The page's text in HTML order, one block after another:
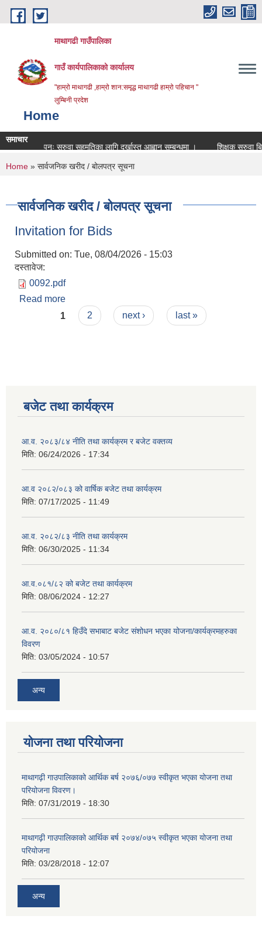
Skip to main content
माथागढी गाउँपालिका
गाउँ कार्यपालिकाको कार्यालय
"हाम्रो माथागढी ,हाम्रो शान:समृद्ध माथागढी हाम्रो पहिचान "
लुम्बिनी प्रदेश
Home
समाचार
पुनः सरुवा सहमतिका लागि दर्खास्त आह्वान सम्बन्धमा ।
शिक्षक सरुवा
You are here
Home » सार्वजनिक खरीद / बोलपत्र सूचना
सार्वजनिक खरीद / बोलपत्र सूचना
Invitation for Bids
Submitted on: Tue, 08/04/2026 - 15:03
दस्तावेज:
0092.pdf
Read more
Pages
1 2 next › last »
बजेट तथा कार्यक्रम
आ.व. २०८३/८४ नीति तथा कार्यक्रम र बजेट वक्तव्य
मिति: 06/24/2026 - 17:34
आ.व २०८२/०८३ को वार्षिक बजेट तथा कार्यक्रम
मिति: 07/17/2025 - 11:49
आ.व. २०८२/८३ नीति तथा कार्यक्रम
मिति: 06/30/2025 - 11:34
आ.व.०८१/८२ को बजेट तथा कार्यक्रम
मिति: 08/06/2024 - 12:27
आ.व. २०८०/८१ हिउँदे सभाबाट बजेट संशोधन भएका योजना/कार्यक्रमहरुका
विवरण
मिति: 03/05/2024 - 10:57
अन्य
योजना तथा परियोजना
माथागढ़ी गाउपालिकाको आर्थिक बर्ष २०७६/०७७ स्वीकृत भएका योजना तथा
परियोजना विवरण।
मिति: 07/31/2019 - 18:30
माथागढ़ी गाउपालिकाको आर्थिक बर्ष २०७४/०७५ स्वीकृत भएका योजना तथा
परियोजना
मिति: 03/28/2018 - 12:07
अन्य